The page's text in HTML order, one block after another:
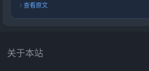
查看原文
关于本站